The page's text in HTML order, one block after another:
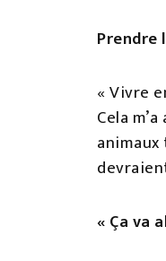
« Vivre
Cela
« Ça va